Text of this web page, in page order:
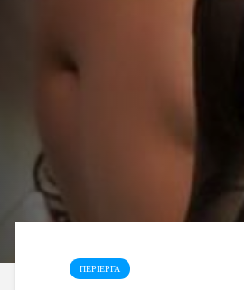
ΠΕΡΙΕΡΓΑ